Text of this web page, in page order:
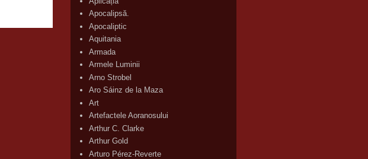
Apocalipsă.
Apocaliptic
Aquitania
Armada
Armele Luminii
Arno Strobel
Aro Sáinz de la Maza
Art
Artefactele Aoranosului
Arthur C. Clarke
Arthur Gold
Arturo Pérez-Reverte